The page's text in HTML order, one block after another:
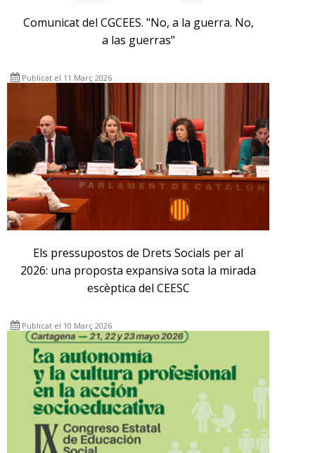
Comunicat del CGCEES. "No, a la guerra. No,
a las guerras"
Publicat el 11 Març 2026
Els pressupostos de Drets Socials per al
2026: una proposta expansiva sota la mirada
escèptica del CEESC
Publicat el 10 Març 2026